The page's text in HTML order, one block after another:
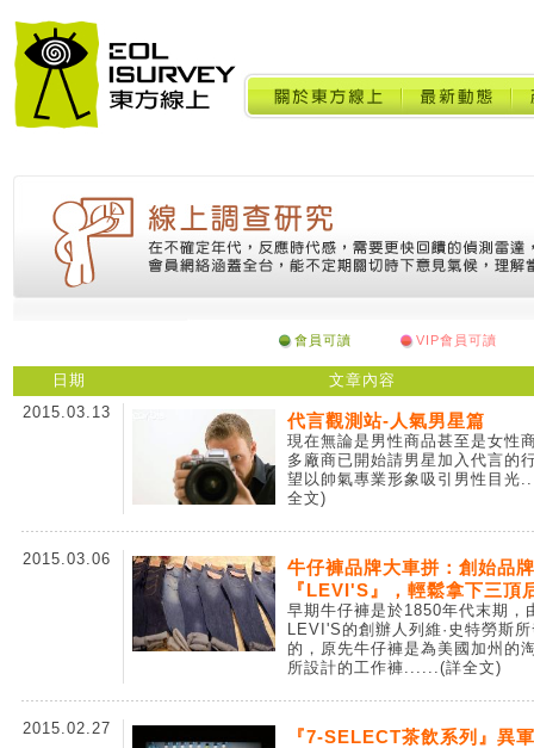
會員可讀 VIP會員可讀
日期
文章內容
2015.03.13
代言觀測站-人氣男星篇
現在無論是男性商品甚至是女性
多廠商已開始請男星加入代言的
望以帥氣專業形象吸引男性目光
全文)
2015.03.06
牛仔褲品牌大車拼：創始品牌
『LEVI'S』，輕鬆拿下三頂
早期牛仔褲是於1850年代末期，
LEVI'S的創辦人列維·史特勞斯
的，原先牛仔褲是為美國加州的
所設計的工作褲... ...(詳全文)
2015.02.27
『7-SELECT茶飲系列』異